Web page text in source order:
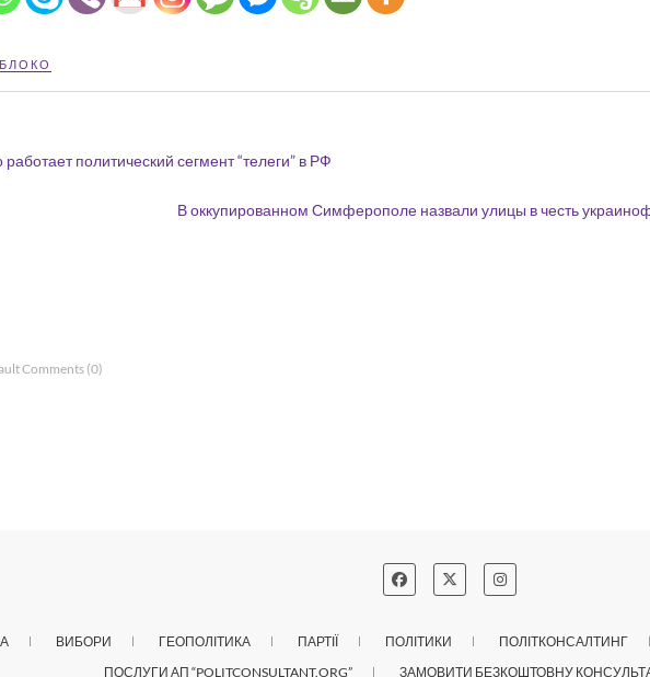
политический сегмент “телеги” в РФ
В оккупированном Симферополе назвали улицы в честь
Comments (0)
ВИБОРИ ГЕОПОЛІТИКА ПАРТІЇ ПОЛІТИКИ ПОЛІТКОНСАЛТИНГ
ПОСЛУГИ АП “POLITCONSULTANT.ORG”
ЗАМОВИТИ БЕЗКОШТОВНУ